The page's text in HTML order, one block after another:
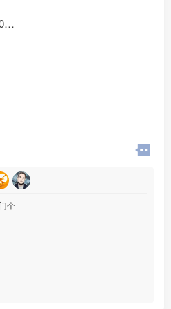
现招聘后厨切配2名
改刀、配菜、整理库房、打扫后
，服从厨师长和门店管理安排；
定上班，短期过渡勿扰；
个